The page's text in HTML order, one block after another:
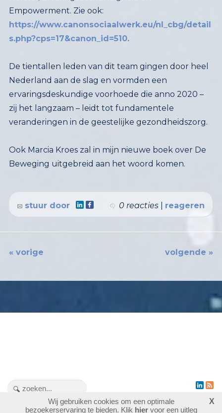
Empowerment. Zie ook:
https://www.canonsociaalwerk.eu/nl_cbg/detail
s.php?cps=17&canon_id=510.
De tientallen leden van dit team gingen door heel
Nederland aan de slag en vormden een
ervaringsdeskundige voorhoede die anno 2020 –
zij het langzaam – leidt tot fundamentele
veranderingen in de geestelijke gezondheidszorg.
Ook Marcia Kroes zal in mijn nieuwe boek over De
Beweging uitgebreid aan het woord komen.
0 reacties reageren
stuur door
« vorige volgende »
1476837 bezoekers - 3 online
Wij gebruiken cookies om een optimale
bezoekerservaring te bieden. Klik hiervoor een uitleg
X